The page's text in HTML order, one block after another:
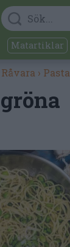
Matartiklar
Råvara › Pasta